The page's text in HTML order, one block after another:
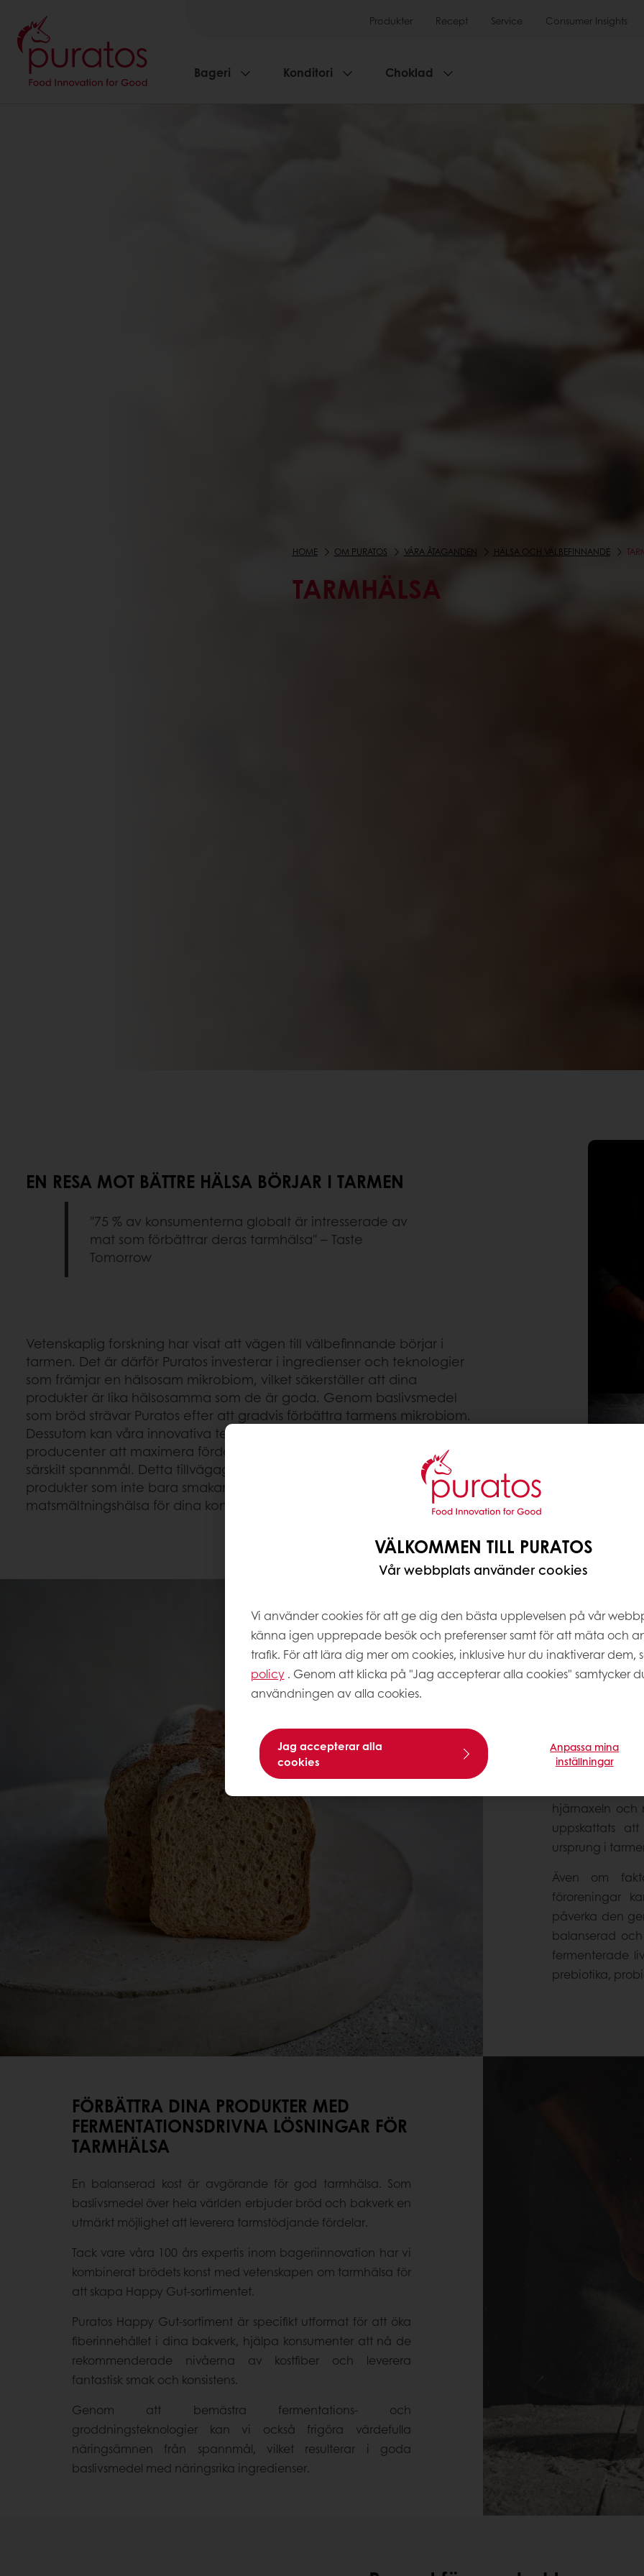
Produkter Recept Service Consumer Insights
Bageri Konditori Choklad
HOME OM PURATOS VÅRA ÅTAGANDEN HÄLSA OCH VÄLBEFINNANDE
TARMHÄLSA
EN RESA MOT BÄTTRE HÄLSA BÖRJAR I TARMEN
"75 % av konsumenterna globalt är intresserade av
mat som förbättrar deras tarmhälsa" – Taste
Tomorrow
Vetenskaplig forskning har visat att vägen till välbefinnande börjar i
tarmen. Det är därför Puratos investerar i ingredienser och teknologier
som främjar en hälsosam mikrobiom, vilket säkerställer att dina
produkter är lika hälsosamma som de är goda. Genom baslivsmedel
som bröd strävar Puratos efter att gradvis förbättra tarmens mikrobiom.
Dessutom kan våra innovativa teknologier hjälpa bagare och
producenter att maximera fördelarna med naturliga ingredienser,
särskilt spannmål. Detta tillvägagångssätt hjälper dig att skapa
produkter som inte bara smakar bra utan också bidrar till bättre
matsmältningshälsa för dina konsumenter.
VAD ÄR
Tarmhälsa
starkt
Biljontals
spelar en
Tarmens
hjärnaxeln och
uppskattats
ursprung i
Även om
föroreningar
påverka den
balanserad
fermenterade
prebiotika,
FÖRBÄTTRA DINA PRODUKTER MED
FERMENTATIONSDRIVNA LÖSNINGAR FÖR
TARMHÄLSA
En balanserad kost är avgörande för god tarmhälsa. Som
baslivsmedel över hela världen erbjuder bröd och bakverk en
utmärkt möjlighet att leverera tarmstödjande fördelar.
Tack vare våra 100 års expertis inom bageriinnovation har vi
kombinerat brödets konst med vetenskapen om tarmhälsa för
att skapa Happy Gut-sortimentet.
Puratos Happy Gut-sortiment är specifikt utformat för att öka
fiberinnehållet i dina bakverk, hjälpa konsumenter att nå de
rekommenderade nivåerna av kostfiber och leverera
fantastisk smak och konsistens.
Genom att bemästra fermentations- och
groddningsteknologier kan vi också frigöra värdefulla
näringsämnen från spannmål, vilket resulterar i goda
baslivsmedel med näringsrika ingredienser.
VÄLKOMMEN TILL PURATOS
Vår webbplats använder cookies
Vi använder cookies för att ge dig den bästa upplevelsen på vår
känna igen upprepade besök och preferenser samt för att mäta och
trafik. För att lära dig mer om cookies, inklusive hur du inaktiverar dem,
policy. Genom att klicka på "Jag accepterar alla cookies" samtycker
användningen av alla cookies.
Jag accepterar alla
cookies
Anpassa mina
inställningar